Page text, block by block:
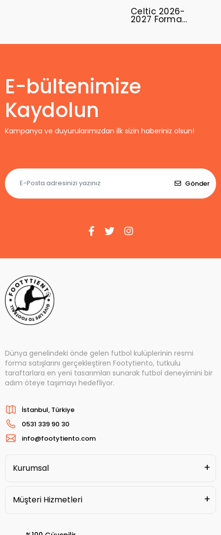
Celtic 2026-
2027 Forma
E-bültenimize
Kaydolun
Kampanya ve duyurularımızdan ilk sizin haberiniz olsun!
Gönder
Dünya genelindeki önde gelen futbol kulüplerinin resmi
forma satışlarını gerçekleştiren Footytiento, tutkulu
taraftarlara en yeni tasarımları sunarak futbol deneyimini bir
adım öteye taşımayı hedefliyor.
İstanbul, Türkiye
0531 339 90 30
info@footytiento.com
Kurumsal
Müşteri Hizmetleri